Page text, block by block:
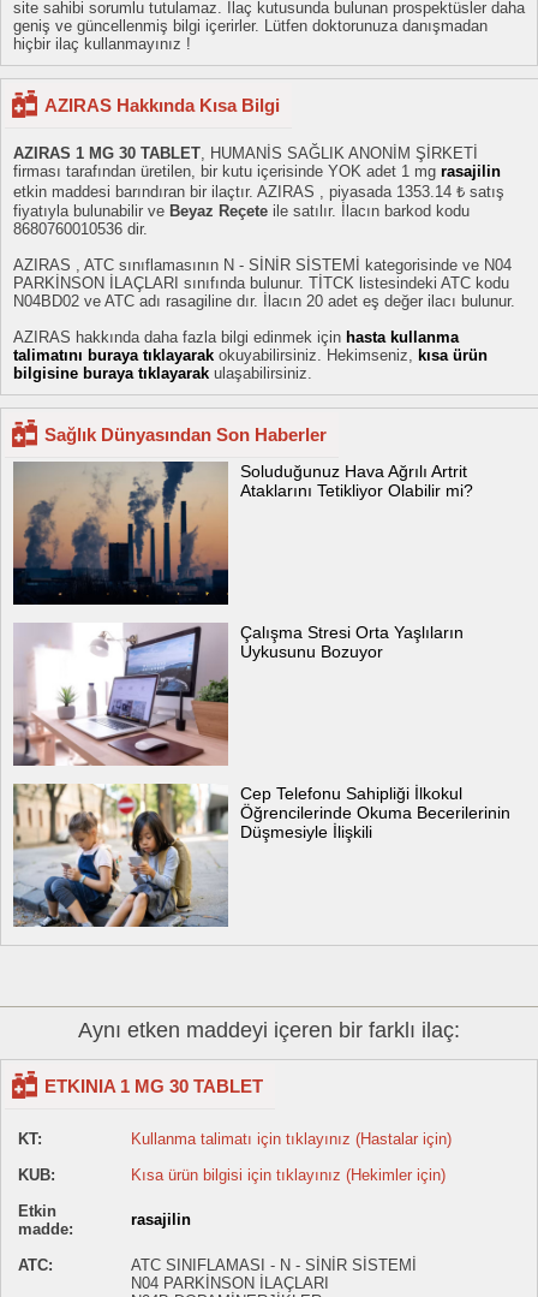
site sahibi sorumlu tutulamaz. İlaç kutusunda bulunan prospektüsler daha
geniş ve güncellenmiş bilgi içerirler. Lütfen doktorunuza danışmadan
hiçbir ilaç kullanmayınız !
AZIRAS Hakkında Kısa Bilgi
AZIRAS 1 MG 30 TABLET , HUMANİS SAĞLIK ANONİM ŞİRKETİ
firması tarafından üretilen, bir kutu içerisinde YOK adet 1 mg rasajilin
etkin maddesi barındıran bir ilaçtır. AZIRAS , piyasada 1353.14 ₺ satış
fiyatıyla bulunabilir ve Beyaz Reçete ile satılır. İlacın barkod kodu
8680760010536 dir.
AZIRAS , ATC sınıflamasının N - SİNİR SİSTEMİ kategorisinde ve N04
PARKİNSON İLAÇLARI sınıfında bulunur. TİTCK listesindeki ATC kodu
N04BD02 ve ATC adı rasagiline dır. İlacın 20 adet eş değer ilacı bulunur.
AZIRAS hakkında daha fazla bilgi edinmek için hasta kullanma
talimatını buraya tıklayarak okuyabilirsiniz. Hekimseniz,
kısa ürün
bilgisine buraya tıklayarak ulaşabilirsiniz.
Sağlık Dünyasından Son Haberler
Soluduğunuz Hava Ağrılı Artrit
Ataklarını Tetikliyor Olabilir mi?
Çalışma Stresi Orta Yaşlıların
Uykusunu Bozuyor
Cep Telefonu Sahipliği İlkokul
Öğrencilerinde Okuma Becerilerinin
Düşmesiyle İlişkili
Aynı etken maddeyi içeren bir farklı ilaç:
ETKINIA 1 MG 30 TABLET
KT:
Kullanma talimatı için tıklayınız (Hastalar için)
KUB:
Kısa ürün bilgisi için tıklayınız (Hekimler için)
Etkin
madde:
rasajilin
ATC:
ATC SINIFLAMASI - N - SİNİR SİSTEMİ
N04 PARKİNSON İLAÇLARI